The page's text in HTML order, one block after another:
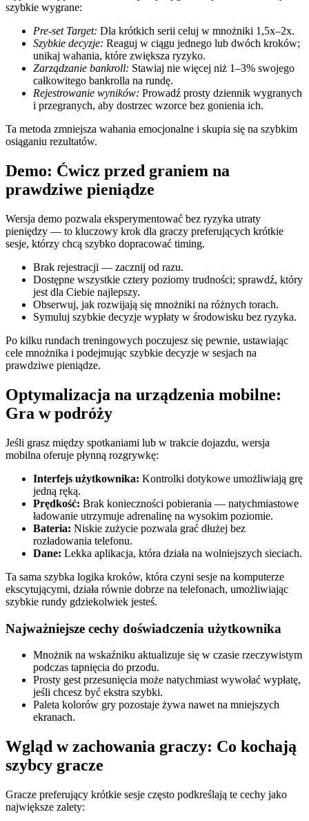
szybkie wygrane:
Pre‑set Target: Dla krótkich serii celuj w mnożniki 1,5x–2x.
Szybkie decyzje: Reaguj w ciągu jednego lub dwóch kroków;
unikaj wahania, które zwiększa ryzyko.
Zarządzanie bankroll: Stawiaj nie więcej niż 1–3% swojego
całkowitego bankrolla na rundę.
Rejestrowanie wyników: Prowadź prosty dziennik wygranych
i przegranych, aby dostrzec wzorce bez gonienia ich.
Ta metoda zmniejsza wahania emocjonalne i skupia się na szybkim
osiąganiu rezultatów.
Demo: Ćwicz przed graniem na
prawdziwe pieniądze
Wersja demo pozwala eksperymentować bez ryzyka utraty
pieniędzy — to kluczowy krok dla graczy preferujących krótkie
sesje, którzy chcą szybko dopracować timing.
Brak rejestracji — zacznij od razu.
Dostępne wszystkie cztery poziomy trudności; sprawdź, który
jest dla Ciebie najlepszy.
Obserwuj, jak rozwijają się mnożniki na różnych torach.
Symuluj szybkie decyzje wypłaty w środowisku bez ryzyka.
Po kilku rundach treningowych poczujesz się pewnie, ustawiając
cele mnożnika i podejmując szybkie decyzje w sesjach na
prawdziwe pieniądze.
Optymalizacja na urządzenia mobilne:
Gra w podróży
Jeśli grasz między spotkaniami lub w trakcie dojazdu, wersja
mobilna oferuje płynną rozgrywkę:
Interfejs użytkownika: Kontrolki dotykowe umożliwiają grę
jedną ręką.
Prędkość: Brak konieczności pobierania — natychmiastowe
ładowanie utrzymuje adrenalinę na wysokim poziomie.
Bateria: Niskie zużycie pozwala grać dłużej bez
rozładowania telefonu.
Dane: Lekka aplikacja, która działa na wolniejszych sieciach.
Ta sama szybka logika kroków, która czyni sesje na komputerze
ekscytującymi, działa równie dobrze na telefonach, umożliwiając
szybkie rundy gdziekolwiek jesteś.
Najważniejsze cechy doświadczenia użytkownika
Mnożnik na wskaźniku aktualizuje się w czasie rzeczywistym
podczas tapnięcia do przodu.
Prosty gest przesunięcia może natychmiast wywołać wypłatę,
jeśli chcesz być ekstra szybki.
Paleta kolorów gry pozostaje żywa nawet na mniejszych
ekranach.
Wgląd w zachowania graczy: Co kochają
szybcy gracze
Gracze preferujący krótkie sesje często podkreślają te cechy jako
największe zalety: